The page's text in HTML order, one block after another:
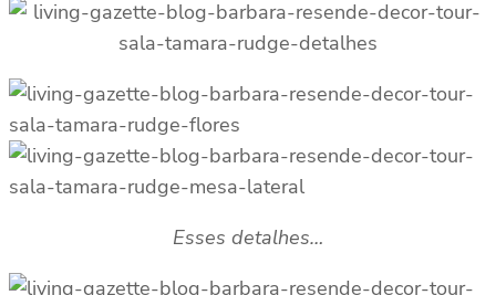
Esses detalhes…